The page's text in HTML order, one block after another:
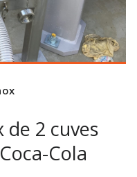
de 2 cuves
Cola